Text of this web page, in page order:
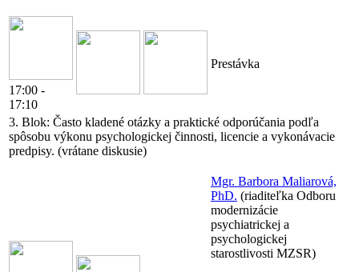
17:00 -
17:10
Prestávka
3. Blok: Často kladené otázky a praktické odporúčania podľa
spôsobu výkonu psychologickej činnosti, licencie a vykonávacie
predpisy. (vrátane diskusie)
Mgr. Barbora Maliarová,
PhD. (riaditeľka Odboru
modernizácie
psychiatrickej a
psychologickej
starostlivosti MZSR)